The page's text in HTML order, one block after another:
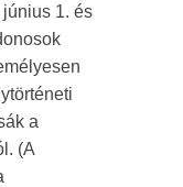
1. és
a
(A